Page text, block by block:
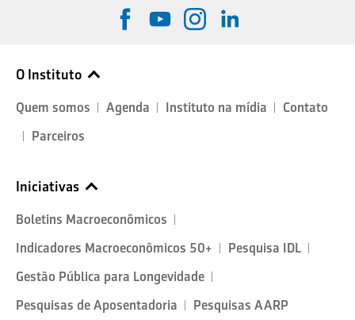
O Instituto
Quem somos Agenda Instituto na mídia
Contato
Parceiros
Iniciativas
Boletins Macroeconômicos
Indicadores Macroeconômicos 50+
Pesquisa IDL
Gestão Pública para Longevidade
Pesquisas de Aposentadoria
Pesquisas AARP